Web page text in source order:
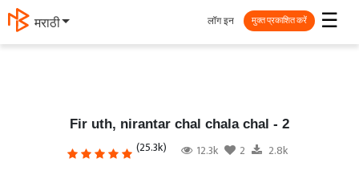
தமிழ் ☰
लॉग इन मुक्त प्रकाशित करें
Fir uth, nirantar chal chala chal - 2
(25.3k) 12.3k 2 2.8k